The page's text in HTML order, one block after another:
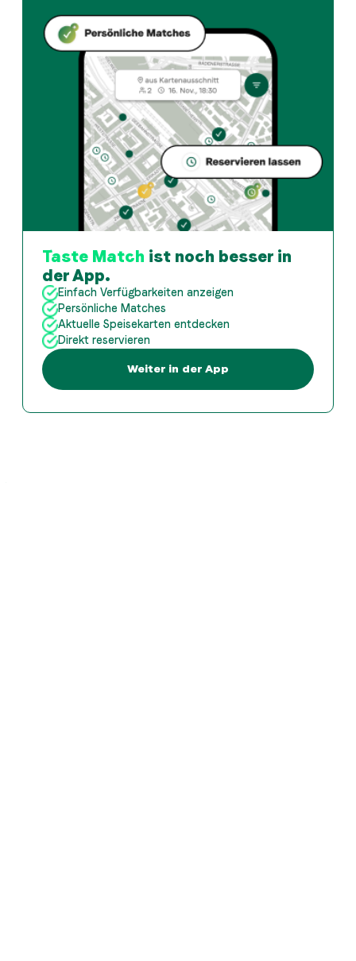
Die Taste Match App analysiert deinen
Taste Match ist noch besser in
der App.
Einfach Verfügbarkeiten anzeigen
Persönliche Matches
Aktuelle Speisekarten entdecken
Direkt reservieren
Weiter in der App